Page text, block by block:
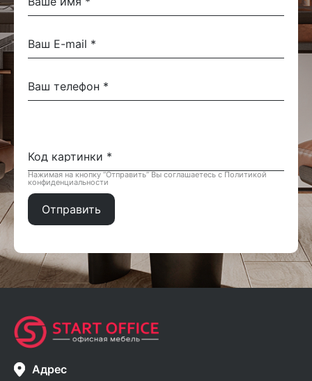
Нажимая на кнопку “Отправить” Вы соглашаетесь с Политикой
конфиденциальности
Адрес